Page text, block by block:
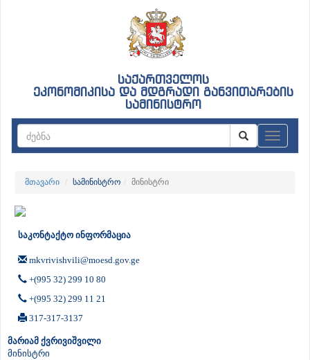
საქართველოს
ეკონომიკისა და მდგრადი განვითარების
სამინისტრო
მთავარი სამინისტრო მინისტრი
საკონტაქტო ინფორმაცია
mkvrivishvili@moesd.gov.ge
+(995 32) 299 10 80
+(995 32) 299 11 21
317-317-3137
მარიამ ქვრივიშვილი
მინისტრი